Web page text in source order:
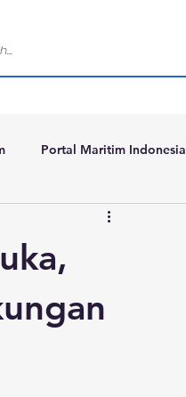
Portal Maritim Indonesia